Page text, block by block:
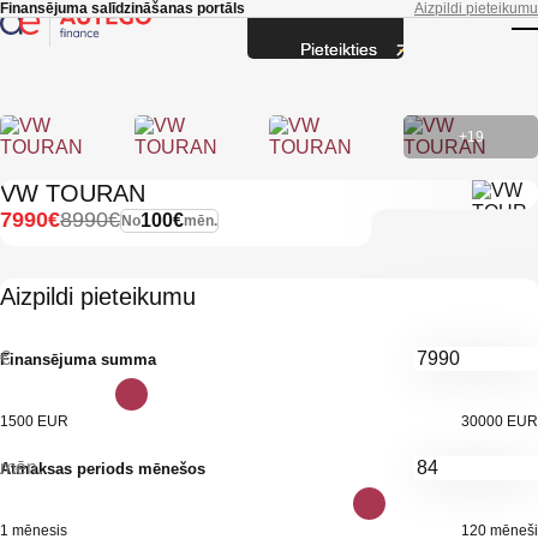
Skip to main content
Finansējuma salīdzināšanas portāls Aizpildi pieteikumu
+19
VW TOURAN
No100€mēn.
8990€
7990€
Aizpildi pieteikumu
Finansējuma summa
€
1500 EUR 30000 EUR
Atmaksas periods mēnešos
mēn.
1 mēnesis 120 mēneši